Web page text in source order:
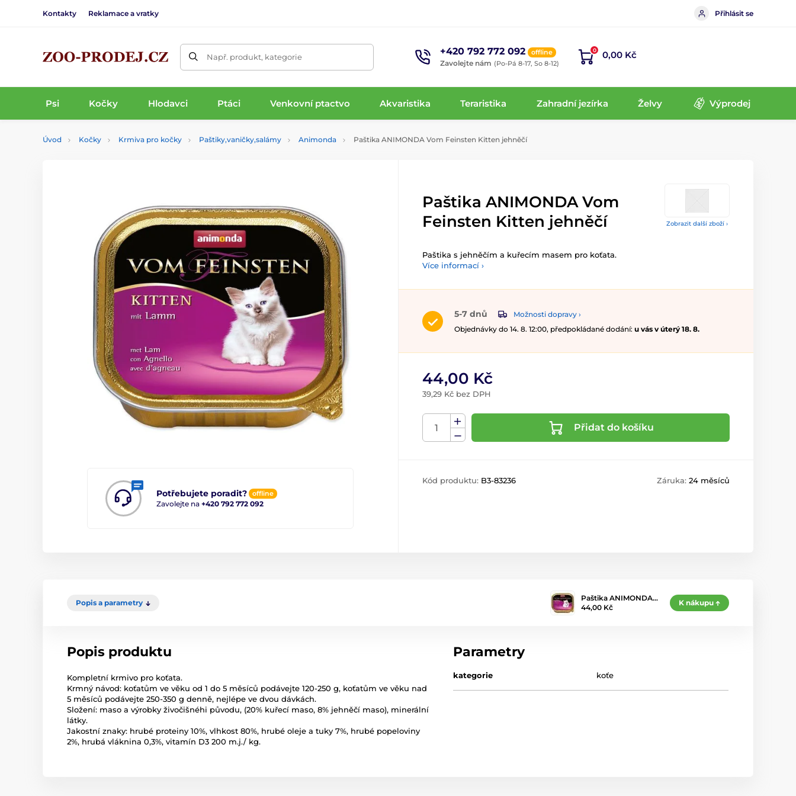
Kontakty Reklamace a vratky Přihlásit se
Např. produkt, kategorie +420 792 772 092 offline
Zavolejte nám (Po-Pá 8-17, So 8-12)
0 0,00 Kč
Psi Kočky Hlodavci Ptáci Venkovní ptactvo Akvaristika Teraristika Zahradní jezírka Želvy Výprodej
Úvod Kočky Krmiva pro kočky Paštiky,vaničky,salámy Animonda Paštika ANIMONDA Vom Feinsten Kitten jehněčí
Zobrazit další zboží ›
Potřebujete poradit? offline
Zavolejte na +420 792 772 092
Paštika ANIMONDA Vom
Feinsten Kitten jehněčí
Paštika s jehněčím a kuřecím masem pro koťata.
Více informací ›
5-7 dnů
Možnosti dopravy ›
Objednávky do 14. 8. 12:00, předpokládané dodání: u vás v úterý 18. 8.
44,00 Kč
39,29 Kč bez DPH
Přidat do košíku
Kód produktu: B3-83236 Záruka: 24 měsíců
Popis a parametry
Paštika ANIMONDA…
44,00 Kč
K nákupu
Popis produktu
Kompletní krmivo pro koťata.
Krmný návod: koťatům ve věku od 1 do 5 měsíců podávejte 120-250 g, koťatům ve věku nad
5 měsíců podávejte 250-350 g denně, nejlépe ve dvou dávkách.
Složení: maso a výrobky živočišnéhi původu, (20% kuřecí maso, 8% jehněčí maso), minerální
látky.
Jakostní znaky: hrubé proteiny 10%, vlhkost 80%, hrubé oleje a tuky 7%, hrubé popeloviny
2%, hrubá vláknina 0,3%, vitamín D3 200 m.j./ kg.
Parametry
kategorie koťe